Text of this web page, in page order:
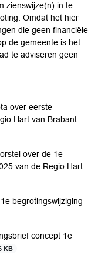
zienswijze(n) in te
Omdat het hier
die geen financiële
de gemeente is het
te adviseren geen
over eerste
Hart van Brabant
over de 1e
van de Regio Hart
begrotingswijziging
concept 1e
KB